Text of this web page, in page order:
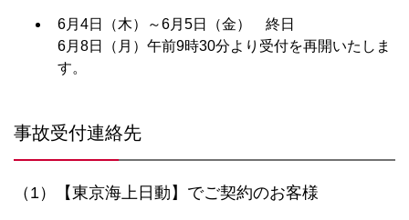
6月4日（木）～6月5日（金） 終日
6月8日（月）午前9時30分より受付を再開いたしま
す。
事故受付連絡先
（1）【東京海上日動】でご契約のお客様